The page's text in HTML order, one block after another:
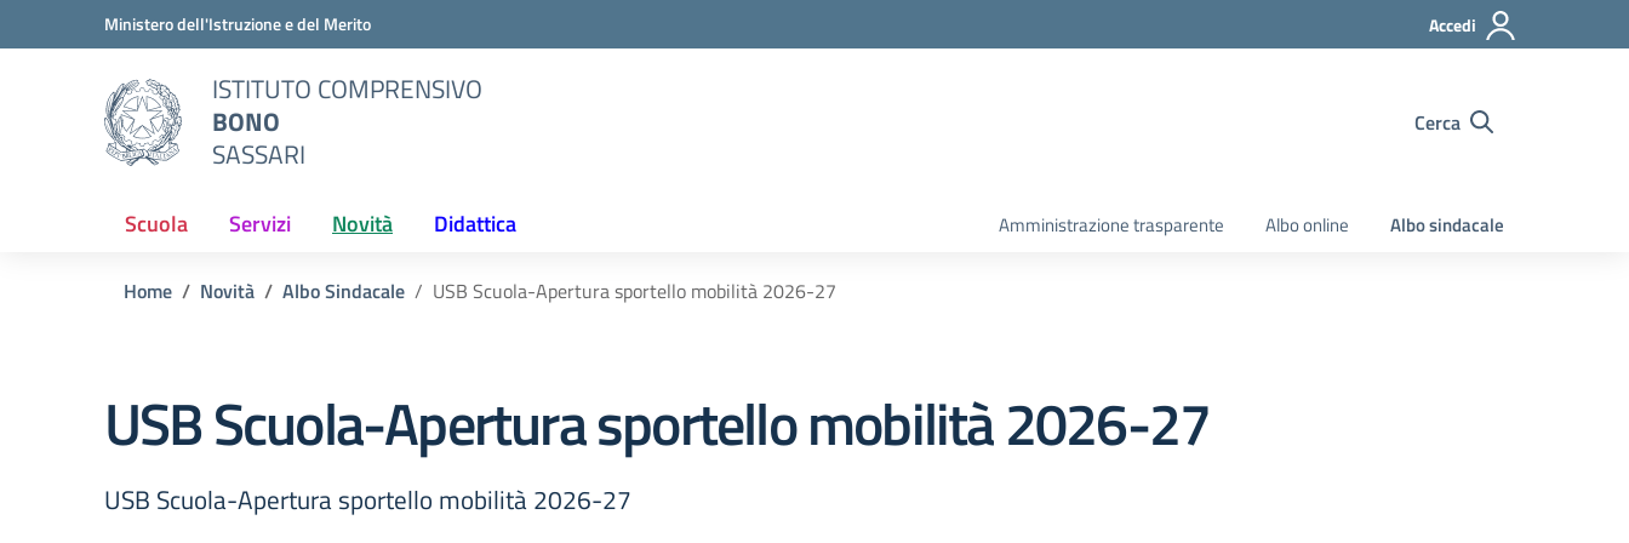
Vai ai contenuti
Vai al menu di navigazioneMinistero dell'Istruzione e del Merito Accedi
ISTITUTO COMPRENSIVO
BONO
SASSARI
Cerca
Scuola Servizi Novità Didattica Amministrazione trasparente Albo online Albo sindacale
Home Novità Albo Sindacale USB Scuola-Apertura sportello mobilità 2026-27
USB Scuola-Apertura sportello mobilità 2026-27
USB Scuola-Apertura sportello mobilità 2026-27